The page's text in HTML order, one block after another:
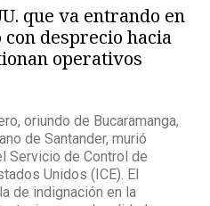
que va entrando en
desprecio hacia
operativos
oriundo de Bucaramanga,
de Santander, murió
Servicio de Control de
Unidos (ICE). El
de indignación en la